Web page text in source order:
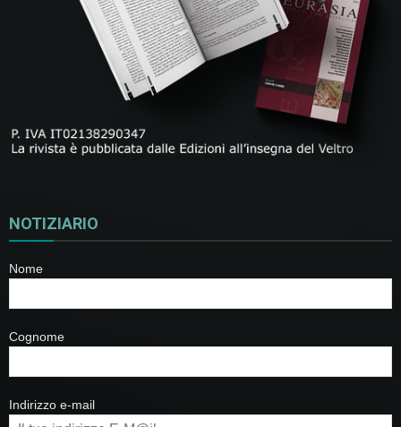
NOTIZIARIO
Nome
Cognome
Indirizzo e-mail